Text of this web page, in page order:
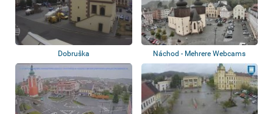
Dobruška Náchod - Mehrere Webcams